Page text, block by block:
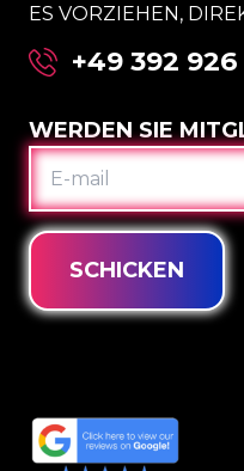
ES VORZIEHEN,
+49 392 926
WERDEN SIE
E-
MAIL
SCHICKEN